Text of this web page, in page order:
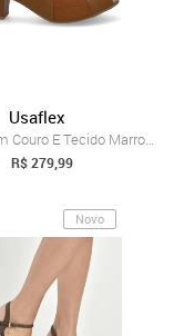
Usaflex
Peep Toe Em Couro E Tecido Marrom Com Salto Bloco
R$ 279,99
Novo